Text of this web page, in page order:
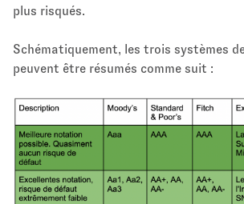
plus risqués.
Schématiquement, les trois systèmes
peuvent être résumés comme suit :